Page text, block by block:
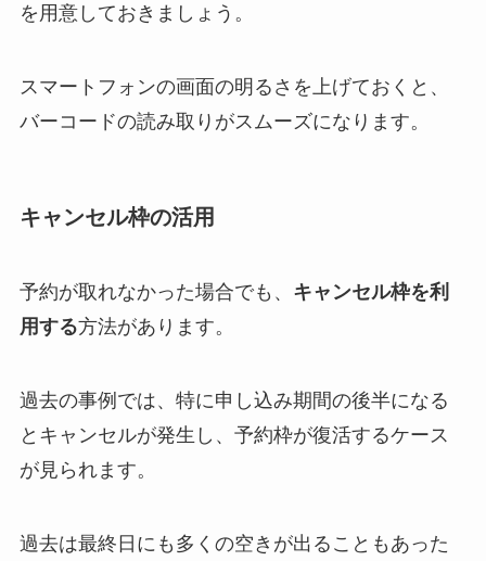
を用意しておきましょう。
スマートフォンの画面の明るさを上げておくと、
バーコードの読み取りがスムーズになります。
キャンセル枠の活用
予約が取れなかった場合でも、 キャンセル枠を利
用する方法があります。
過去の事例では、特に申し込み期間の後半になる
とキャンセルが発生し、予約枠が復活するケース
が見られます。
過去は最終日にも多くの空きが出ることもあった